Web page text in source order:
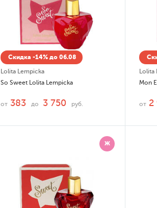
Скидка -14% до 06.08
Lolita Lempicka
So Sweet Lolita Lempicka
от 383 до 3 750 руб.
Lolita
Mon
от 2
Ж